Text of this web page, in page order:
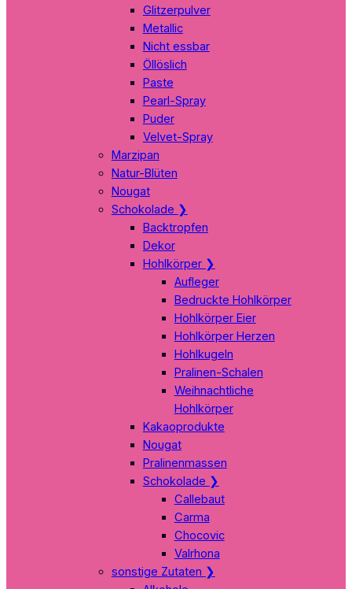
Glitzerpulver
Metallic
Nicht essbar
Öllöslich
Paste
Pearl-Spray
Puder
Velvet-Spray
Marzipan
Natur-Blüten
Nougat
Schokolade ❯
Backtropfen
Dekor
Hohlkörper ❯
Aufleger
Bedruckte Hohlkörper
Hohlkörper Eier
Hohlkörper Herzen
Hohlkugeln
Pralinen-Schalen
Weihnachtliche
Hohlkörper
Kakaoprodukte
Nougat
Pralinenmassen
Schokolade ❯
Callebaut
Carma
Chocovic
Valrhona
sonstige Zutaten ❯